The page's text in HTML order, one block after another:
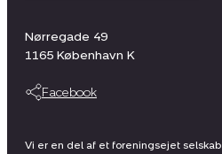
Nørregade 49
1165 København K
Facebook
Vi er en del af et foreningsejet selskab